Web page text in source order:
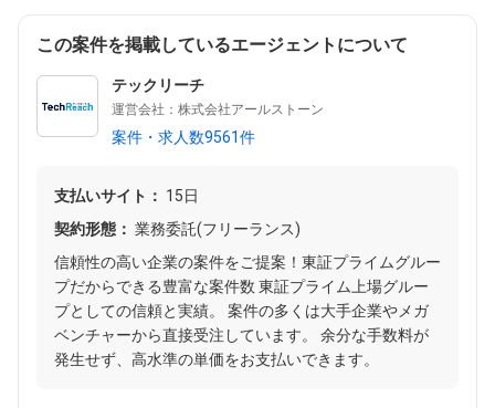
この案件を掲載しているエージェントについて
テックリーチ
運営会社：株式会社アールストーン
案件・求人数9561件
支払いサイト： 15日
契約形態： 業務委託(フリーランス)
信頼性の高い企業の案件をご提案！東証プライムグルー
プだからできる豊富な案件数 東証プライム上場グルー
プとしての信頼と実績。 案件の多くは大手企業やメガ
ベンチャーから直接受注しています。 余分な手数料が
発生せず、高水準の単価をお支払いできます。